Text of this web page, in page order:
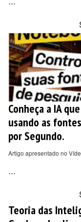
Conheça a IA
usando as
por Segundo.
Artigo apresentado no
...
Teoria das